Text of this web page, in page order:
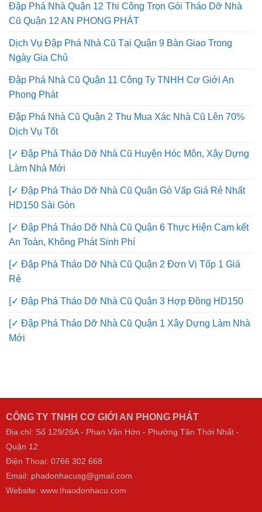
Đập Phá Nhà Quận 12 Thi Công Trọn Gói Tháo Dỡ Nhà
Cũ Quận 12 AN PHONG PHÁT
Dịch Vụ Đập Phá Nhà Cũ Tại Quận 9 Bàn Giao Trong
Ngày Gia Chủ
Đập Phá Nhà Cũ Quận 11 Công Ty TNHH Cơ Giới An
Phong Phát
Đập Phá Nhà Cũ Quận 2 Thu Mua Xác Nhà Cũ Lên 70%
Dịch Vụ Tốt
[✓ Đập Phá Tháo Dỡ Nhà Cũ Huyện Hóc Môn, Xây Dựng
Làm Nhà Mới
[✓ Đập Phá Tháo Dỡ Nhà Cũ Quận Gò Vấp Giá Rẻ Nhất
HD150 Sài Gòn
[✓ Đập Phá Tháo Dỡ Nhà Cũ Quận 6 Thực Hiện Cam kết
An Toàn, Không Phát Sinh Phí
[✓ Đập Phá Tháo Dỡ Nhà Cũ Quận 2 Đơn Vị Tốp 1 Giá
Rẻ
[✓ Đập Phá Tháo Dỡ Nhà Cũ Quận 3 Hợp Đồng HD150
[✓ Đập Phá Tháo Dỡ Nhà Cũ Quận 1 Xây Dựng Làm Nhà
Mới
CÔNG TY TNHH CƠ GIỚI AN PHONG PHÁT
Địa chỉ: Số 129/26A - Phan Văn Hớn - Phường Tân Thới Nhất -
Quận 12
Điện Thoại: 0766 302 668
Email: phadonhacusg@gmail.com
Website: www.thaodonhacu.com